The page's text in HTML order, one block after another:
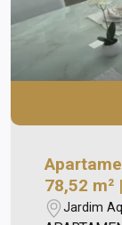
78,52
01 vaga
Jardim